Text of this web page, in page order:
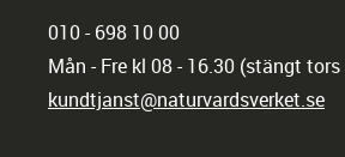
010 - 698 10 00
Mån - Fre kl 08 - 16.30 (stängt
kundtjanst@naturvardsverket.se